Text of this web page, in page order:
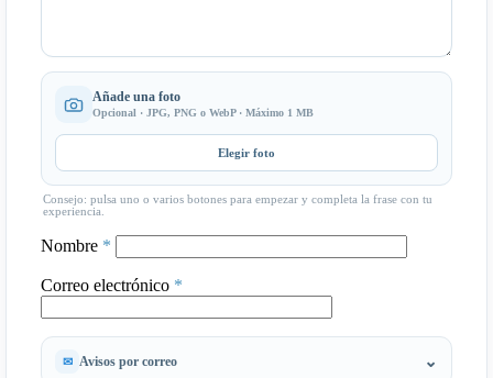
Añade una foto
Opcional · JPG, PNG o WebP · Máximo 1 MB
Elegir foto
Consejo: pulsa uno o varios botones para empezar y completa la frase con tu
experiencia.
Nombre *
Correo electrónico *
Avisos por correo